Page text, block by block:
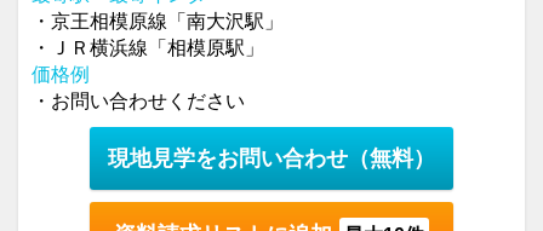
・京王相模原線「南大沢駅」
・ＪＲ横浜線「相模原駅」
価格例
・お問い合わせください
現地見学をお問い合わせ （無料）